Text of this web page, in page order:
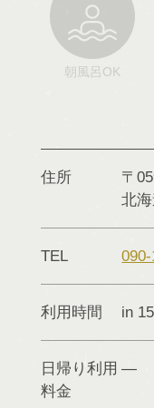
朝風呂OK
住所
〒
北
TEL
利用時間 in
日帰り利用
料金